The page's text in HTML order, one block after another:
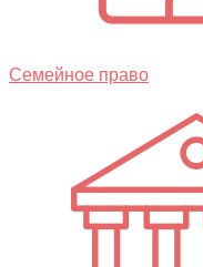
Семейное право